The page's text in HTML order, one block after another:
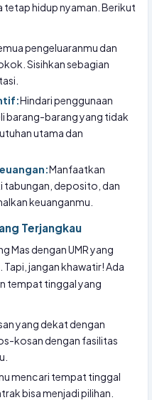
tetap hidup nyaman. Berikut
pengeluaranmu dan
Sisihkan sebagian
Hindari penggunaan
barang-barang yang tidak
utama dan
Manfaatkan
tabungan, deposito, dan
keuanganmu.
Terjangkau
Mas dengan UMR yang
jangan khawatir! Ada
tempat tinggal yang
yang dekat dengan
kosan dengan fasilitas
mencari tempat tinggal
bisa menjadi pilihan.